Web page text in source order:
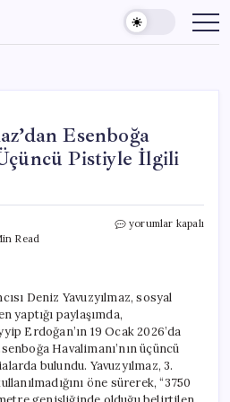
Esenboğa
Pistiyle İlgili
Read
Deniz
Pistiyle
Şok
Açıklama
için
yorumlar kapalı
Deniz Yavuzyılmaz, sosyal
yaptığı paylaşımda,
Erdoğan’ın 19 Ocak 2026’da
Havalimanı’nın üçüncü
bulundu. Yavuzyılmaz, 3.
öne sürerek, “3750